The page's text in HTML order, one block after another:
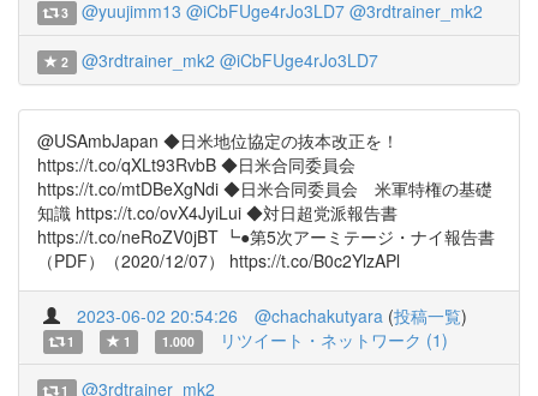
3 @yuujimm13 @iCbFUge4rJo3LD7 @3rdtrainer_mk2
2 @3rdtrainer_mk2 @iCbFUge4rJo3LD7
@USAmbJapan ◆日米地位協定の抜本改正を！
https://t.co/qXLt93RvbB ◆日米合同委員会
https://t.co/mtDBeXgNdi ◆日米合同委員会 米軍特権の基礎
知識 https://t.co/ovX4JyiLui ◆対日超党派報告書
https://t.co/neRoZV0jBT ┗●第5次アーミテージ・ナイ報告書
（PDF）（2020/12/07） https://t.co/B0c2YlzAPl
2023-06-02 20:54:26 @chachakutyara (投稿一覧)
1 1 1.000 リツイート・ネットワーク (1)
1 @3rdtrainer_mk2